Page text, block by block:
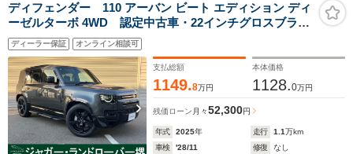
ディフェンダー 110 アーバン ビート エディション ディ
ーゼルターボ 4WD 認定中古車・22インチグロスブラッ
クアロイホイール
ディーラー保証 オンライン相談可
支払総額
1149.8万円
本体価格
1128.0万円
残価ローン 月々52,300円
年式 2025年 走行 1.1万km
車検
'28/11 修復
なし